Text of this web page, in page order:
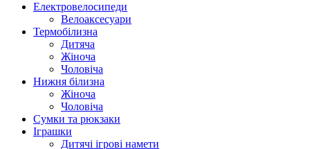
Електровелосипеди
Велоаксесуари
Термобілизна
Дитяча
Жіноча
Чоловіча
Нижня білизна
Жіноча
Чоловіча
Сумки та рюкзаки
Іграшки
Дитячі ігрові намети